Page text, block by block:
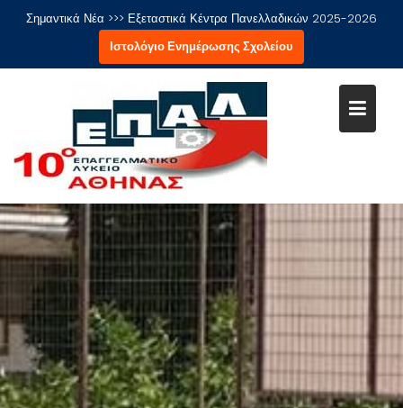
Σημαντικά Νέα >>> Εξεταστικά Κέντρα Πανελλαδικών 2025-2026
Ιστολόγιο Ενημέρωσης Σχολείου